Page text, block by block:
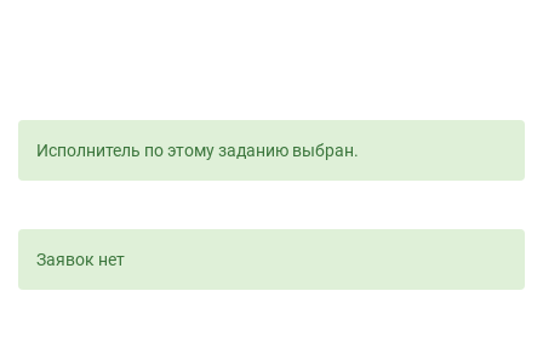
Исполнитель по этому заданию выбран.
Заявок нет